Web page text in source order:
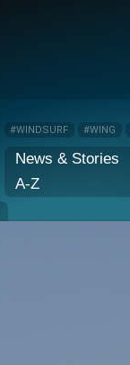
#WINDSURF #WING
News & Stories
A-Z